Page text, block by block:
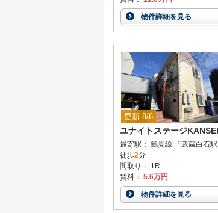
物件詳細を見る
更新 8/6
最寄駅： 鶴見線 『武蔵白石駅
徒歩2分
間取り： 1R
賃料： 5.6万円
物件詳細を見る